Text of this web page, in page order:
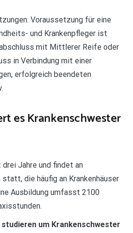
Voraussetzung für eine
und Krankenpfleger ist
mit Mittlerer Reife oder
in Verbindung mit einer
erfolgreich beendeten
es Krankenschwester
drei Jahre und findet an
statt, die häufig an Krankenhäuser
Ausbildung umfasst 2100
studieren um Krankenschwester